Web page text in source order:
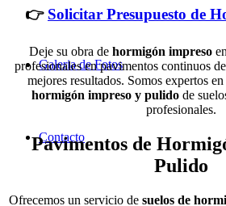
Galeria de Fotos
Contacto
👉 Solicitar Presupuesto de
Deje su obra de hormigón impreso
profesionales en pavimentos continuos
mejores resultados. Somos expertos
hormigón impreso y pulidode
profesionales.
Pavimentos de
Pulido
Ofrecemos un servicio de suelos de